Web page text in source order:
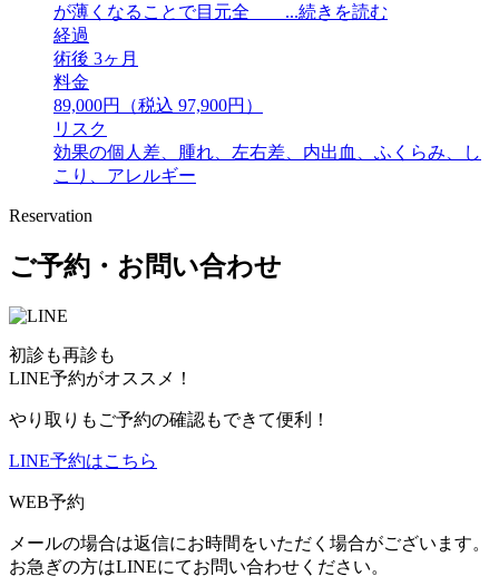
が薄くなることで目元全 ...続きを読む
経過
術後 3ヶ月
料金
89,000円（税込 97,900円）
リスク
効果の個人差、腫れ、左右差、内出血、ふくらみ、し
こり、アレルギー
Reservation
ご予約・お問い合わせ
初診も再診も
LINE予約がオススメ！
やり取りもご予約の確認もできて便利！
LINE予約はこちら
WEB予約
メールの場合は返信にお時間をいただく場合がございます。
お急ぎの方はLINEにてお問い合わせください。